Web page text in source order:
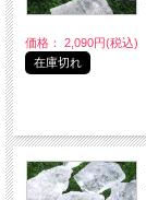
価格： 2,090円(税込)
在庫切れ